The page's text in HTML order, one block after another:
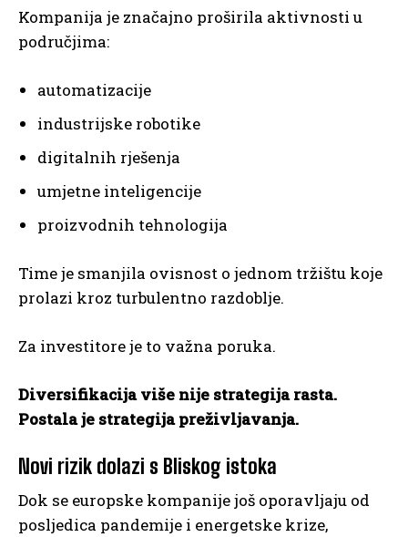
Kompanija je značajno proširila aktivnosti u
područjima:
automatizacije
industrijske robotike
digitalnih rješenja
umjetne inteligencije
proizvodnih tehnologija
Time je smanjila ovisnost o jednom tržištu koje
prolazi kroz turbulentno razdoblje.
Za investitore je to važna poruka.
Diversifikacija više nije strategija rasta.
Postala je strategija preživljavanja.
Novi rizik dolazi s Bliskog istoka
Dok se europske kompanije još oporavljaju od
posljedica pandemije i energetske krize,